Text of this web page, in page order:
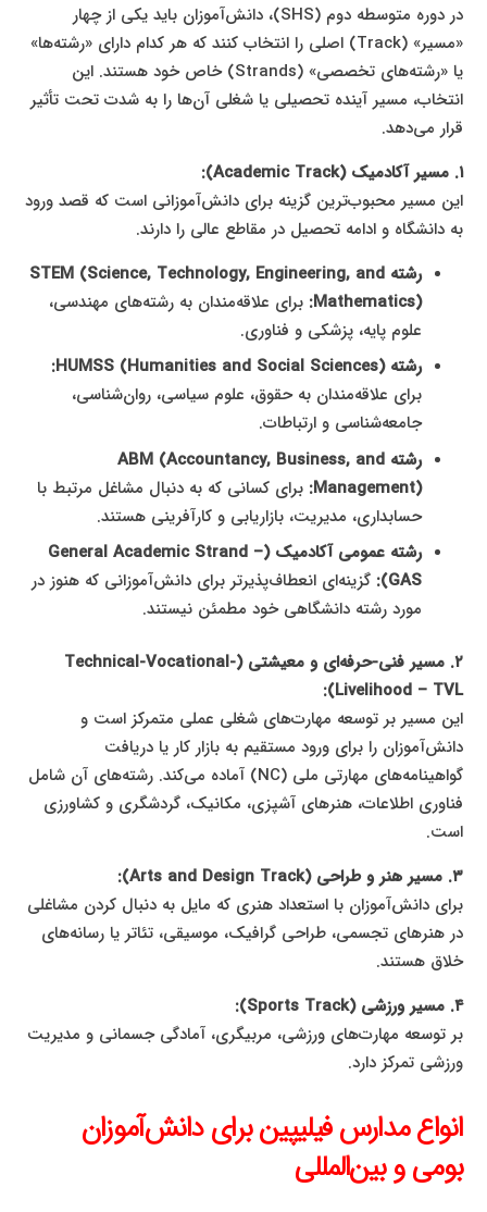
در دوره متوسطه دوم (SHS)، دانش‌آموزان باید یکی از چهار
«مسیر» (Track) اصلی را انتخاب کنند که هر کدام دارای «رشته‌ها»
یا «رشته‌های تخصصی» (Strands) خاص خود هستند. این
انتخاب، مسیر آینده تحصیلی یا شغلی آن‌ها را به شدت تحت تأثیر
قرار می‌دهد.
۱. مسیر آکادمیک (Academic Track):
این مسیر محبوب‌ترین گزینه برای دانش‌آموزانی است که قصد ورود
به دانشگاه و ادامه تحصیل در مقاطع عالی را دارند.
رشته STEM (Science, Technology, Engineering, and
Mathematics): برای علاقه‌مندان به رشته‌های مهندسی،
علوم پایه، پزشکی و فناوری.
رشته HUMSS (Humanities and Social Sciences):
برای علاقه‌مندان به حقوق، علوم سیاسی، روان‌شناسی،
جامعه‌شناسی و ارتباطات.
رشته ABM (Accountancy, Business, and
Management): برای کسانی که به دنبال مشاغل مرتبط با
حسابداری، مدیریت، بازاریابی و کارآفرینی هستند.
رشته عمومی آکادمیک (General Academic Strand –
GAS):
گزینه‌ای انعطاف‌پذیرتر برای دانش‌آموزانی که هنوز در
مورد رشته دانشگاهی خود مطمئن نیستند.
۲. مسیر فنی-حرفه‌ای و معیشتی (Technical-Vocational-
Livelihood – TVL):
این مسیر بر توسعه مهارت‌های شغلی عملی متمرکز است و
دانش‌آموزان را برای ورود مستقیم به بازار کار یا دریافت
گواهینامه‌های مهارتی ملی (NC) آماده می‌کند. رشته‌های آن شامل
فناوری اطلاعات، هنرهای آشپزی، مکانیک، گردشگری و کشاورزی
است.
۳. مسیر هنر و طراحی (Arts and Design Track):
برای دانش‌آموزان با استعداد هنری که مایل به دنبال کردن مشاغلی
در هنرهای تجسمی، طراحی گرافیک، موسیقی، تئاتر یا رسانه‌های
خلاق هستند.
۴. مسیر ورزشی (Sports Track):
بر توسعه مهارت‌های ورزشی، مربیگری، آمادگی جسمانی و مدیریت
ورزشی تمرکز دارد.
انواع مدارس فیلیپین برای دانش‌آموزان
بومی و بین‌المللی